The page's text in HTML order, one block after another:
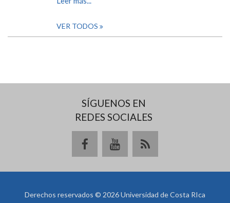
VER TODOS
SÍGUENOS EN
REDES SOCIALES
Derechos reservados © 2026 Universidad de Costa RIca